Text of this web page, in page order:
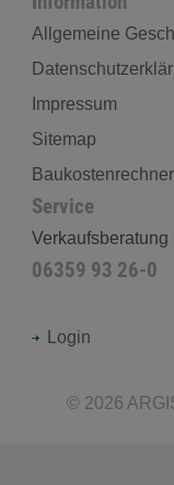
Allgemeine
Impressum
Sitemap
Baukostenrechner
Service
Verkaufsberatung
06359 93 26-0
Login
© 2026